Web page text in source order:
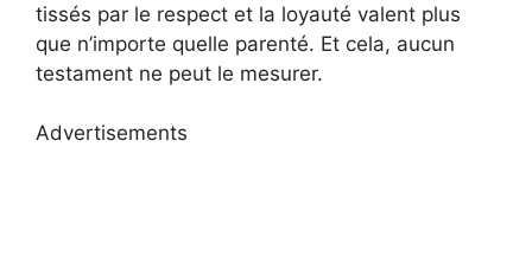
tissés par le respect et la loyauté valent plus
que n’importe quelle parenté. Et cela, aucun
testament ne peut le mesurer.
Advertisements